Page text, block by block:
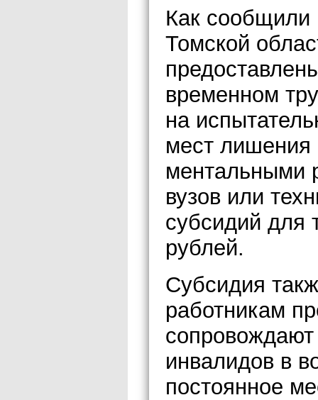
Как
Томской
временном
на
мест лишения
ментальными
вузов или
субсидий для
рублей.
Субсидия
работникам
инвалидов в
постоянное